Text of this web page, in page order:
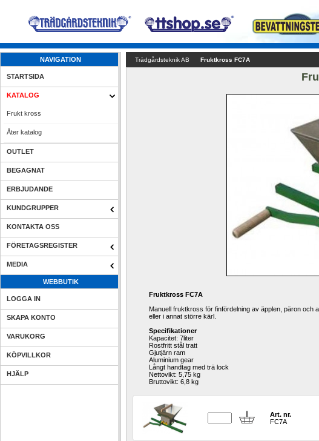
NAVIGATION
STARTSIDA
KATALOG
Frukt kross
Åter katalog
OUTLET
BEGAGNAT
ERBJUDANDE
KUNDGRUPPER
KONTAKTA OSS
FÖRETAGSREGISTER
MEDIA
WEBBUTIK
LOGGA IN
SKAPA KONTO
VARUKORG
KÖPVILLKOR
HJÄLP
Trädgårdsteknik AB Fruktkross FC7A
Fruktkross FC7A
Manuell fruktkross för finfördelning av äpplen, päron
eller i annat större kärl.
Specifikationer
Kapacitet: 7liter
Rostfritt stål tratt
Gjutjärn ram
Aluminium gear
Långt handtag med trä lock
Nettovikt: 5,75 kg
Bruttovikt: 6,8 kg
Art. nr.
FC7A